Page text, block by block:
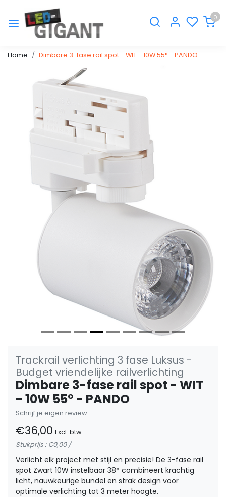
0
Home Dimbare 3-fase rail spot - WIT - 10W 55° - PANDO
Trackrail verlichting 3 fase Luksus -
Budget vriendelijke railverlichting
Dimbare 3-fase rail spot - WIT
- 10W 55° - PANDO
Schrijf je eigen review
€36,00 Excl. btw
Stukprijs : €0,00 /
Verlicht elk project met stijl en precisie! De 3-fase rail
spot Zwart 10W instelbaar 38° combineert krachtig
licht, nauwkeurige bundel en strak design voor
optimale verlichting tot 3 meter hoogte.